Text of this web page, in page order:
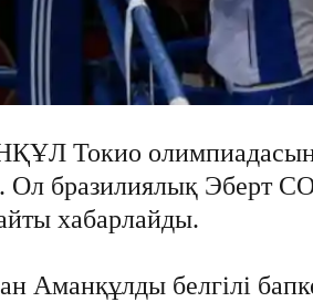
Токио
Ол бразилиялық Эберт
хабарлайды.
Аманқұлды белгілі